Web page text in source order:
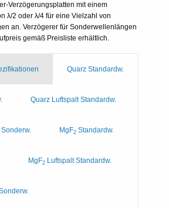
Verzögerungsplatten mit einem
λ/2 oder λ/4 für eine Vielzahl von
an. Verzögerer für Sonderwellenlängen
gemäß Preisliste erhältlich.
Quarz Standardw.
Quarz Luftspalt Standardw.
MgF2Standardw.
MgF2Luftspalt Standardw.